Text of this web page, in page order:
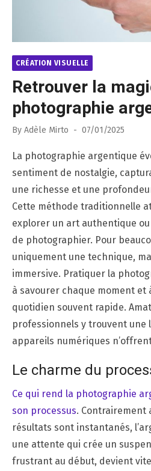
CRÉATION VISUELLE
Retrouver la
photographie
By Adèle Mirto
Posted
07/01/2025
La photographie argentique
sentiment de nostalgie,
une richesse et une
Cette méthode traditionnelle
explorer un art authentique
de photographier. Pour
uniquement une technique,
immersive. Pratiquer la
à savourer chaque moment et
quotidien souvent rapide.
professionnels y trouvent une
appareils numériques
Le charme du
Ce qui rend la photographie
son processus. Contrairement
résultats sont instantanés,
une attente qui crée un
frustrant au début, devient